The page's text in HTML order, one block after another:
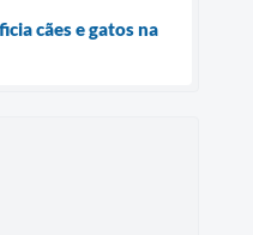
cães e gatos na